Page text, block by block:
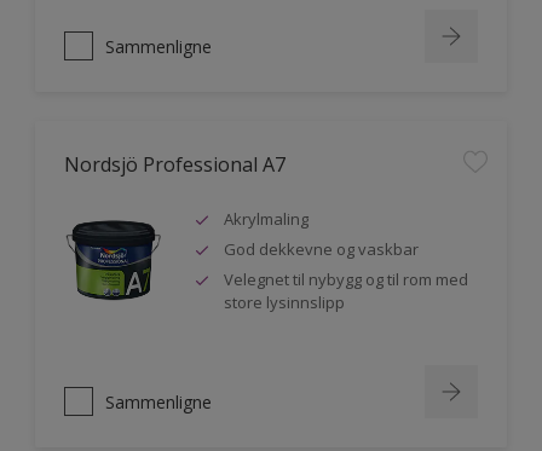
Sammenligne
Nordsjö Professional A7
Akrylmaling
God dekkevne og vaskbar
Velegnet til nybygg og til rom med
store lysinnslipp
Sammenligne